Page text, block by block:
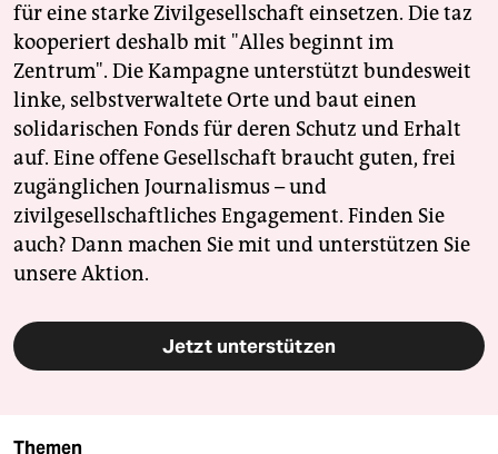
für eine starke Zivilgesellschaft einsetzen. Die taz
kooperiert deshalb mit "Alles beginnt im
Zentrum". Die Kampagne unterstützt bundesweit
linke, selbstverwaltete Orte und baut einen
solidarischen Fonds für deren Schutz und Erhalt
auf. Eine offene Gesellschaft braucht guten, frei
zugänglichen Journalismus – und
zivilgesellschaftliches Engagement. Finden Sie
auch? Dann machen Sie mit und unterstützen Sie
unsere Aktion.
Jetzt unterstützen
Themen